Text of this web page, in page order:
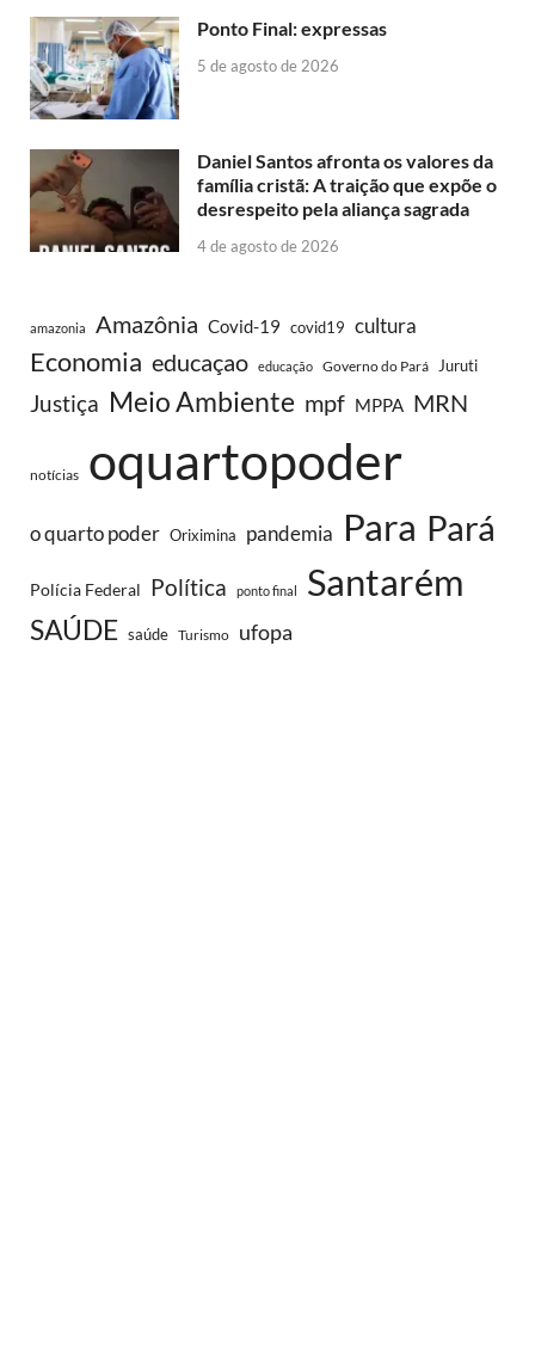
Ponto Final: expressas
5 de agosto de 2026
Daniel Santos afronta os valores da
família cristã: A traição que expõe o
desrespeito pela aliança sagrada
4 de agosto de 2026
amazonia Amazônia Covid-19 covid19 cultura
Economia educaçao educação Governo do Pará Juruti
Justiça Meio Ambiente mpf MPPA MRN
notícias oquartopoder
o quarto poder Oriximina pandemia Para Pará
Polícia Federal Política ponto final Santarém
SAÚDE saúde Turismo ufopa